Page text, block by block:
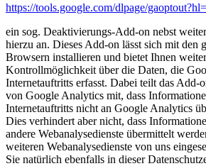
https://tools.google.com/dlpage/
ein sog. Deaktivierungs-Add-on nebst
hierzu an. Dieses Add-on lässt sich mit den
Browsern installieren und bietet Ihnen
Kontrollmöglichkeit über die Daten, die
Internetauftritts erfasst. Dabei teilt das Add-
von Google Analytics mit, dass
Internetauftritts nicht an Google Analytics
Dies verhindert aber nicht, dass
andere Webanalysedienste übermittelt
weiteren Webanalysedienste von uns
Sie natürlich ebenfalls in dieser